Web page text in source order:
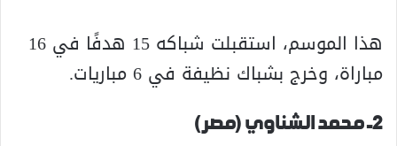
هذا الموسم، استقبلت شباكه 15 هدفًا في 16
مباراة، وخرج بشباك نظيفة في 6 مباريات.
2- محمد الشناوي (مصر)